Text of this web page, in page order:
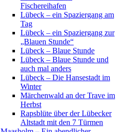
Fischereihafen
Lübeck – ein Spaziergang am
Tag
Lübeck – ein Spaziergang zur
„Blauen Stunde“
Lübeck – Blaue Stunde
Lübeck – Blaue Stunde und
auch mal anders
Lübeck – Die Hansestadt im
Winter
Märchenwald an der Trave im
Herbst
Rapsblüte über der Lübecker
Altstadt mit den 7 Türmen